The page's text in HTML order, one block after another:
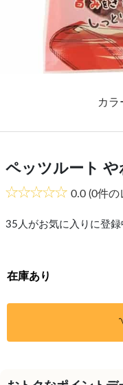
カラ
ペッツルート
0.0 (0件の
35 人がお気に入りに登録
在庫あり